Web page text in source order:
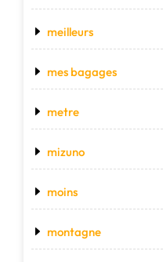
meilleurs
mes bagages
metre
mizuno
moins
montagne